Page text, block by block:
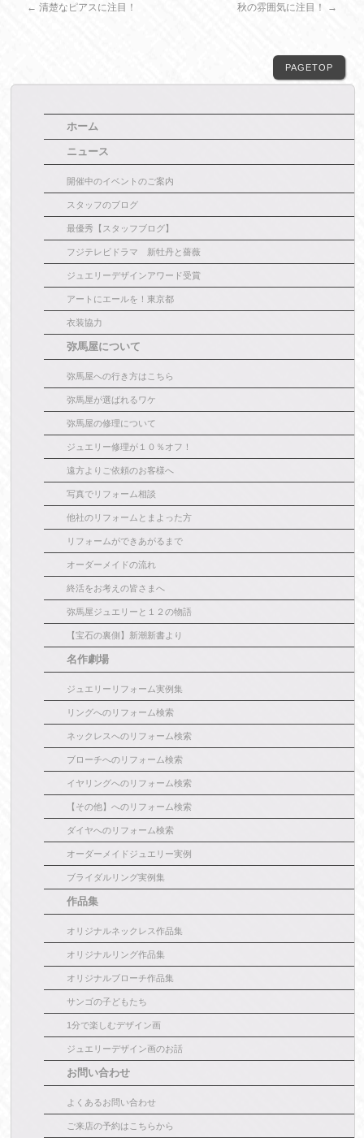
← 清楚なピアスに注目！ 秋の雰囲気に注目！ →
PAGETOP
ホーム
ニュース
開催中のイベントのご案内
スタッフのブログ
最優秀【スタッフブログ】
フジテレビドラマ 新牡丹と薔薇
ジュエリーデザインアワード受賞
アートにエールを！東京都
衣装協力
弥馬屋について
弥馬屋への行き方はこちら
弥馬屋が選ばれるワケ
弥馬屋の修理について
ジュエリー修理が１０％オフ！
遠方よりご依頼のお客様へ
写真でリフォーム相談
他社のリフォームとまよった方
リフォームができあがるまで
オーダーメイドの流れ
終活をお考えの皆さまへ
弥馬屋ジュエリーと１２の物語
【宝石の裏側】新潮新書より
名作劇場
ジュエリーリフォーム実例集
リングへのリフォーム検索
ネックレスへのリフォーム検索
ブローチへのリフォーム検索
イヤリングへのリフォーム検索
【その他】へのリフォーム検索
ダイヤへのリフォーム検索
オーダーメイドジュエリー実例
ブライダルリング実例集
作品集
オリジナルネックレス作品集
オリジナルリング作品集
オリジナルブローチ作品集
サンゴの子どもたち
1分で楽しむデザイン画
ジュエリーデザイン画のお話
お問い合わせ
よくあるお問い合わせ
ご来店の予約はこちらから